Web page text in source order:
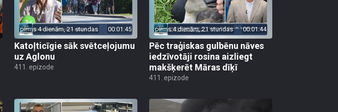
pirms 4 dienām, 21 stundas 00:01:45
Katoļticīgie sāk svētceļojumu
uz Aglonu
411. epizode
pirms 4 dienām, 21 stundas 00:01:44
Pēc traģiskas gulbēnu nāves
iedzīvotāji rosina aizliegt
makšķerēt Māras dīķī
411. epizode